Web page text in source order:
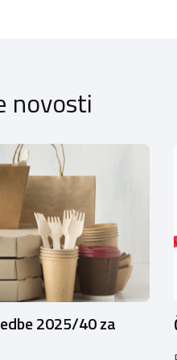
novosti
2025/40 za